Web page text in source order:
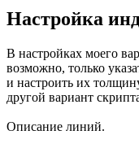
Настройка
В настройках моего
возможно, только
и настроить их
другой вариант
Описание линий.